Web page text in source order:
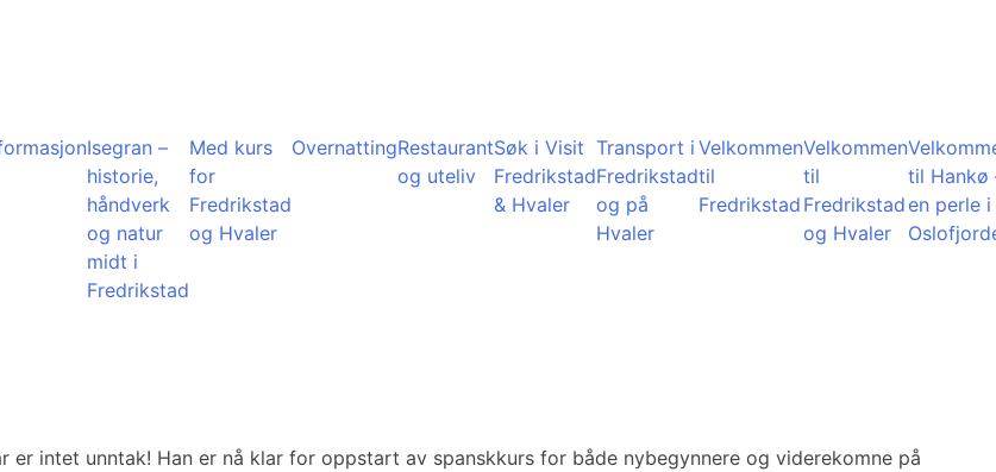
Isegran –
historie,
håndverk
og natur
midt i
Fredrikstad
Med kurs
for
Fredrikstad
og Hvaler
OvernattingRestaurant
og uteliv
Søk i Visit
Fredrikstad
& Hvaler
Transport i
Fredrikstad
og på
Hvaler
Velkommen
til
Fredrikstad
Velkommen
til
Fredrikstad
og Hvaler
til Hankø
en perle i
er intet unntak! Han er nå klar for oppstart av spanskkurs for både nybegynnere og viderekomne på